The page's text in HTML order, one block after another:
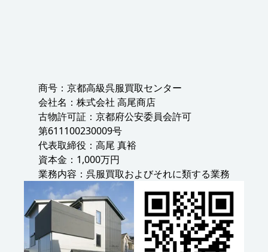
商号：京都高級呉服買取センター
会社名：株式会社 高尾商店
古物許可証：京都府公安委員会許可
第611100230009号
代表取締役：高尾 真裕
資本金：1,000万円
業務内容：呉服買取およびそれに類する業務